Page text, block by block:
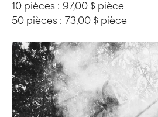
10 pièces : 97,00 $ pièce
50 pièces : 73,00 $ pièce